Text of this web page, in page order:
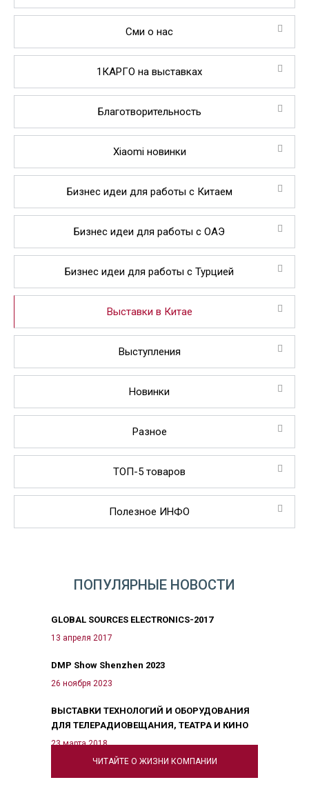
Сми о нас
1КАРГО на выставках
Благотворительность
Xiaomi новинки
Бизнес идеи для работы с Китаем
Бизнес идеи для работы с ОАЭ
Бизнес идеи для работы с Турцией
Выставки в Китае
Выступления
Новинки
Разное
ТОП-5 товаров
Полезное ИНФО
ЧИТАЙТЕ О ЖИЗНИ КОМПАНИИ
ПОПУЛЯРНЫЕ НОВОСТИ
GLOBAL SOURCES ELECTRONICS-2017
13 апреля 2017
DMP Show Shenzhen 2023
26 ноября 2023
ВЫСТАВКИ ТЕХНОЛОГИЙ И ОБОРУДОВАНИЯ
ДЛЯ ТЕЛЕРАДИОВЕЩАНИЯ, ТЕАТРА И КИНО
23 марта 2018